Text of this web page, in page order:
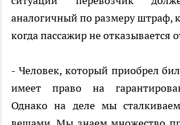
аналогичный по размеру штраф,
когда пассажир не отказывается
- Человек, который приобрел
имеет право на
Однако на деле мы